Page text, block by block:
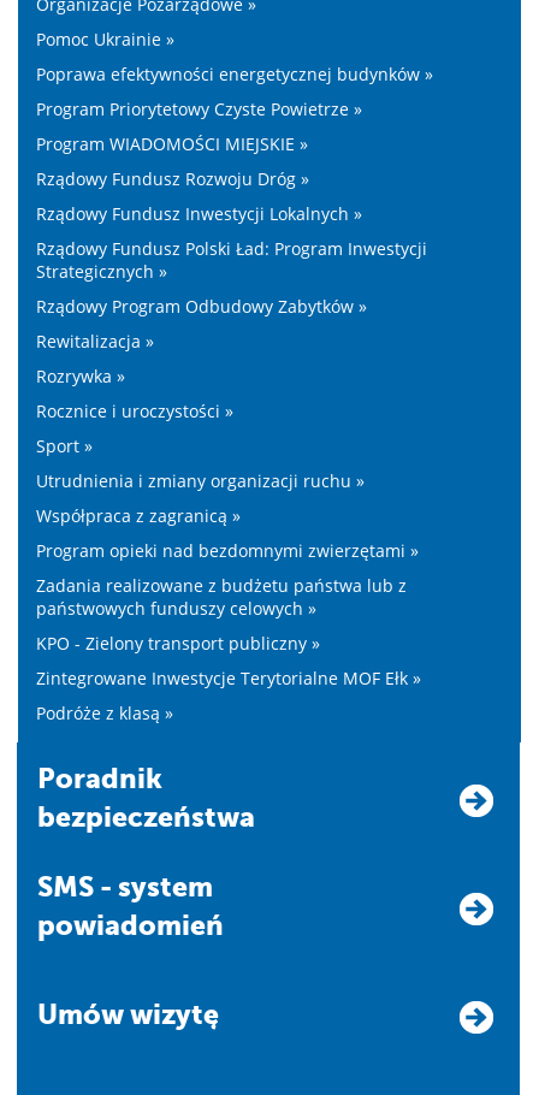
Pomoc Ukrainie »
Poprawa efektywności energetycznej budynków »
Program Priorytetowy Czyste Powietrze »
Program WIADOMOŚCI MIEJSKIE »
Rządowy Fundusz Rozwoju Dróg »
Rządowy Fundusz Inwestycji Lokalnych »
Rządowy Fundusz Polski Ład: Program Inwestycji
Strategicznych »
Rządowy Program Odbudowy Zabytków »
Rewitalizacja »
Rozrywka »
Rocznice i uroczystości »
Sport »
Utrudnienia i zmiany organizacji ruchu »
Współpraca z zagranicą »
Program opieki nad bezdomnymi zwierzętami »
Zadania realizowane z budżetu państwa lub z
państwowych funduszy celowych »
KPO - Zielony transport publiczny »
Zintegrowane Inwestycje Terytorialne MOF Ełk »
Podróże z klasą »
Poradnik
bezpieczeństwa
SMS - system
powiadomień
Umów wizytę